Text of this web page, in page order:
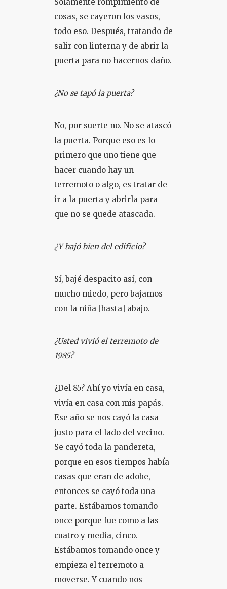
cosas, se cayeron los vasos,
todo eso. Después, tratando de
salir con linterna y de abrir la
puerta para no hacernos daño.
¿No se tapó la puerta?
No, por suerte no. No se atascó
la puerta. Porque eso es lo
primero que uno tiene que
hacer cuando hay un
terremoto o algo, es tratar de
ir a la puerta y abrirla para
que no se quede atascada.
¿Y bajó bien del edificio?
Sí, bajé despacito así, con
mucho miedo, pero bajamos
con la niña [hasta] abajo.
¿Usted vivió el terremoto de
1985?
¿Del 85? Ahí yo vivía en casa,
vivía en casa con mis papás.
Ese año se nos cayó la casa
justo para el lado del vecino.
Se cayó toda la pandereta,
porque en esos tiempos había
casas que eran de adobe,
entonces se cayó toda una
parte. Estábamos tomando
once porque fue como a las
cuatro y media, cinco.
Estábamos tomando once y
empieza el terremoto a
moverse. Y cuando nos